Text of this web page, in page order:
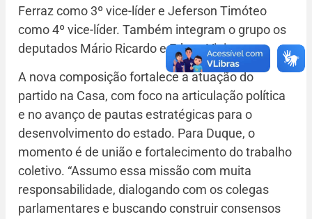
Ferraz como 3º vice-líder e Jeferson Timóteo
como 4º vice-líder. Também integram o grupo os
deputados Mário Ricardo e Edson Vieira.
A nova composição fortalece a atuação do
partido na Casa, com foco na articulação política
e no avanço de pautas estratégicas para o
desenvolvimento do estado. Para Duque, o
momento é de união e fortalecimento do trabalho
coletivo. “Assumo essa missão com muita
responsabilidade, dialogando com os colegas
parlamentares e buscando construir consensos